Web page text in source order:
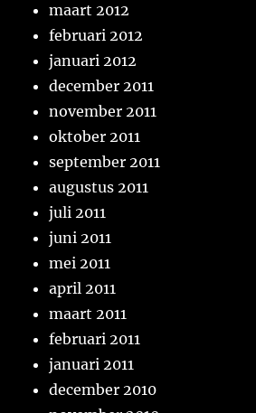
maart 2012
februari 2012
januari 2012
december 2011
november 2011
oktober 2011
september 2011
augustus 2011
juli 2011
juni 2011
mei 2011
april 2011
maart 2011
februari 2011
januari 2011
december 2010